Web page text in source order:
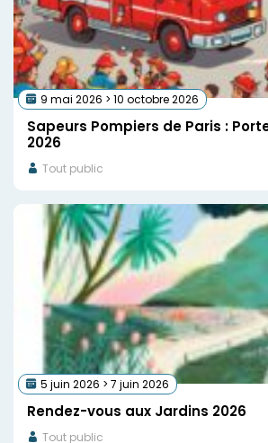
9 mai 2026 > 10 octobre 2026
Sapeurs Pompiers de Paris :
2026
Tout public
5 juin 2026 > 7 juin 2026
Rendez-vous aux Jardins 2026
Tout public